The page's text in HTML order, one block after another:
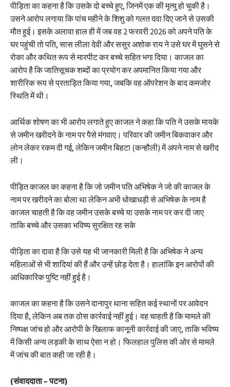
पीड़िता का कहना है कि उसके दो बच्चे हुए, जिनमें एक की मृत्यु हो चुकी है।
उसने आरोप लगाया कि पांच महीने के शिशु को गलत दवा दिए जाने से उसकी
मौत हुई। इसके अलावा हाल ही में जब वह 2 फरवरी 2026 को अपने पति के
घर पहुंची तो पति, सास लीला देवी और ससुर अशोक राय ने उसे घर में घुसने से
रोका और कथित रूप से मारपीट कर बच्चे सहित भगा दिया। काजल का
आरोप है कि जातिसूचक शब्दों का प्रयोग कर अपमानित किया गया और
शारीरिक रूप से प्रताड़ित किया गया, जबकि वह ऑपरेशन के बाद कमजोर
स्थिति में थी।
आर्थिक शोषण का भी आरोप लगाते हुए काजल ने कहा कि पति ने उसके मायके
से जमीन खरीदने के नाम पर पैसे मंगवाए। परिवार की जमीन बिकवाकर और
लोन लेकर रकम दी गई, लेकिन जमीन बिहटा (कन्हौली) में अपने नाम से खरीद
ली।
पीड़ित काजल का कहना है कि जो जमीन पति अभिषेक ने जो की काजल के
नाम पर खरीदने का बोला था लेकिन अभी धोखाधड़ी से अभिषेक के नाम है
काजल चाहती है कि वह जमीन उसके बच्चे या उसके नाम पर कर दी जाए
ताकि बच्चे और उसका भविष्य सुरक्षित रह सके
पीड़िता का दावा है कि उसे यह भी जानकारी मिली है कि अभिषेक ने अन्य
महिलाओं से भी शादियां की हैं और उन्हें छोड़ देता है। हालांकि इन आरोपों की
आधिकारिक पुष्टि नहीं हुई है।
काजल का कहना है कि उसने दानापुर थाना सहित कई स्थानों पर आवेदन
दिया है, लेकिन अब तक ठोस कार्रवाई नहीं हुई। वह चाहती है कि मामले की
निष्पक्ष जांच हो और आरोपी के खिलाफ कानूनी कार्रवाई की जाए, ताकि भविष्य
में किसी अन्य लड़की के साथ ऐसा न हो। फिलहाल पुलिस की ओर से मामले
में जांच की बात कही जा रही है।
(संवाददाता – पटना)